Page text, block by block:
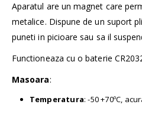
Aparatul are un magnet care
metalice. Dispune de un suport
puneti in picioare sau sa il
Functioneaza cu o baterie
Masoara:
Temperatura: -50 +70ºC,